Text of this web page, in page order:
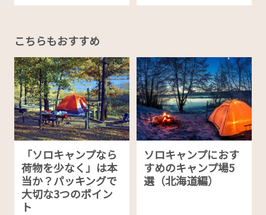
こちらもおすすめ
「ソロキャンプなら
荷物を少なく」は本
当か？パッキングで
⼤切な3つのポイン
ト
ソロキャンプにおす
すめのキャンプ場5
選（北海道編）